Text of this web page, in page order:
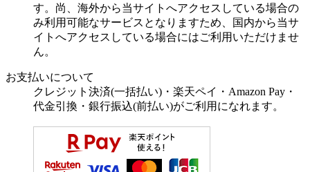
す。尚、海外から当サイトへアクセスしている場合の
み利用可能なサービスとなりますため、国内から当サ
イトへアクセスしている場合にはご利用いただけませ
ん。
お支払いについて
クレジット決済(一括払い)・楽天ペイ・Amazon Pay・
代金引換・銀行振込(前払い)がご利用になれます。